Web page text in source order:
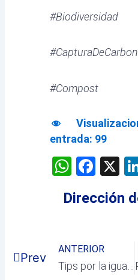
#Biodiversidad
#Compost
entrada: 99
X
Dirección
Prev
ANTERIOR
Tips por la igualdad: 25N